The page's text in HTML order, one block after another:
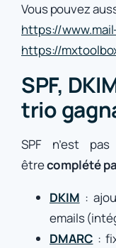
Vous pouvez
https://
https://
SPF,
trio
SPF n’est
êtrecomplété
DKIM :
emails
DMARC :